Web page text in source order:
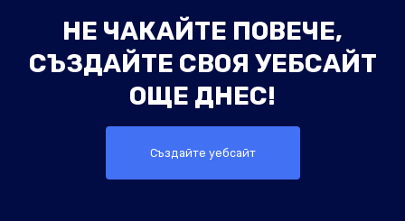
НЕ ЧАКАЙТЕ ПОВЕЧЕ,
СЪЗДАЙТЕ СВОЯ УЕБСАЙТ
ОЩЕ ДНЕС!
Създайте уебсайт